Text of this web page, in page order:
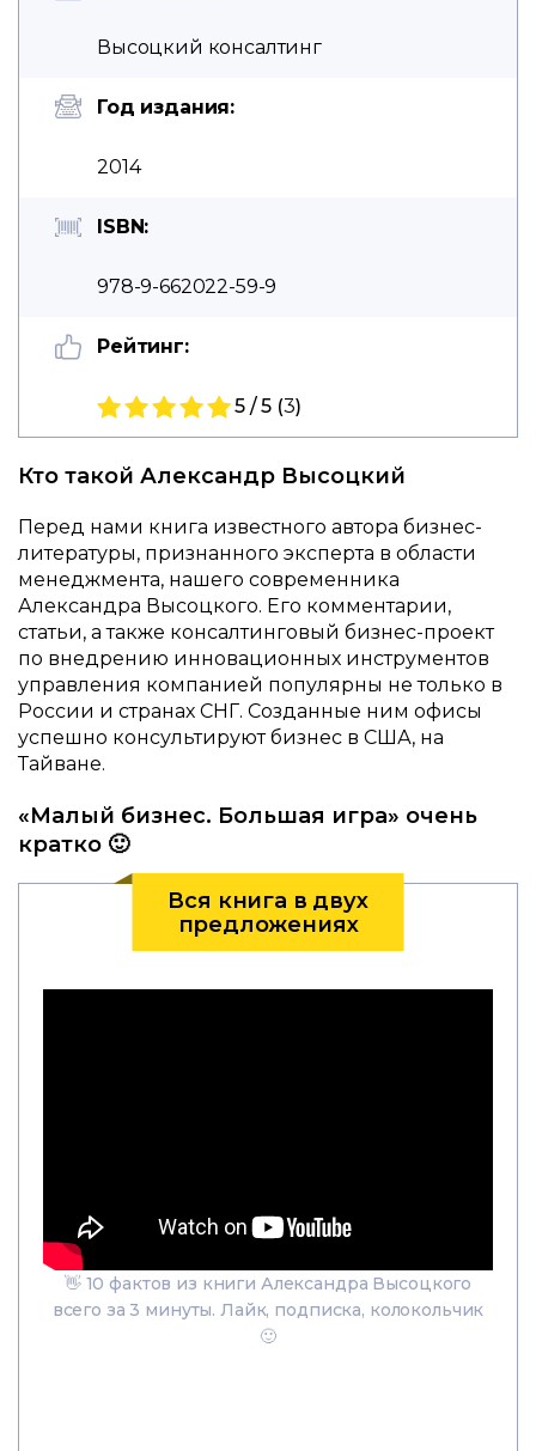
Высоцкий консалтинг
Год издания:
2014
ISBN:
978-9-662022-59-9
Рейтинг:
5 / 5 (3)
Кто такой Александр Высоцкий
Перед нами книга известного автора бизнес-
литературы, признанного эксперта в области
менеджмента, нашего современника
Александра Высоцкого. Его комментарии,
статьи, а также консалтинговый бизнес-проект
по внедрению инновационных инструментов
управления компанией популярны не только в
России и странах СНГ. Созданные ним офисы
успешно консультируют бизнес в США, на
Тайване.
«Малый бизнес. Большая игра» очень
кратко 🙂
Вся книга в двух
предложениях
👋 10 фактов из книги Александра Высоцкого
всего за 3 минуты. Лайк, подписка, колокольчик
🙂